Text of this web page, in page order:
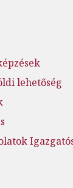
lehetőség